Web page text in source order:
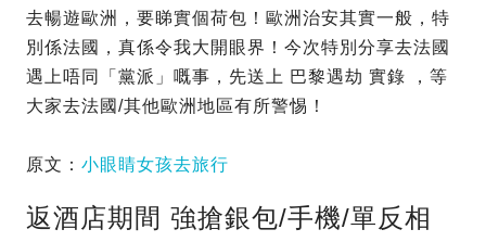
去暢遊歐洲，要睇實個荷包！歐洲治安其實一般，特
別係法國，真係令我大開眼界！今次特別分享去法國
遇上唔同「黨派」嘅事，先送上 巴黎遇劫 實錄 ，等
大家去法國/其他歐洲地區有所警惕！
原文： 小眼睛女孩去旅行
返酒店期間 強搶銀包/手機/單反相